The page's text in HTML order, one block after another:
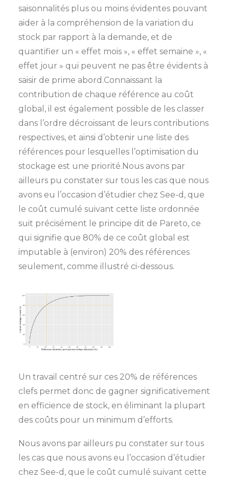
saisonnalités plus ou moins évidentes pouvant
aider à la compréhension de la variation du
stock par rapport à la demande, et de
quantifier un « effet mois », « effet semaine », «
effet jour » qui peuvent ne pas être évidents à
saisir de prime abord.Connaissant la
contribution de chaque référence au coût
global, il est également possible de les classer
dans l’ordre décroissant de leurs contributions
respectives, et ainsi d’obtenir une liste des
références pour lesquelles l’optimisation du
stockage est une priorité.Nous avons par
ailleurs pu constater sur tous les cas que nous
avons eu l’occasion d’étudier chez See-d, que
le coût cumulé suivant cette liste ordonnée
suit précisément le principe dit de Pareto, ce
qui signifie que 80% de ce coût global est
imputable à (environ) 20% des références
seulement, comme illustré ci-dessous.
Un travail centré sur ces 20% de références
clefs permet donc de gagner significativement
en efficience de stock, en éliminant la plupart
des coûts pour un minimum d’efforts.
Nous avons par ailleurs pu constater sur tous
les cas que nous avons eu l’occasion d’étudier
chez See-d, que le coût cumulé suivant cette